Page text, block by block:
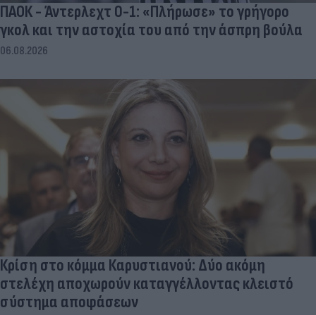
ΠΑΟΚ - Άντερλεχτ 0-1: «Πλήρωσε» το γρήγορο
γκολ και την αστοχία του από την άσπρη βούλα
06.08.2026
Κρίση στο κόμμα Καρυστιανού: Δύο ακόμη
στελέχη αποχωρούν καταγγέλλοντας κλειστό
σύστημα αποφάσεων